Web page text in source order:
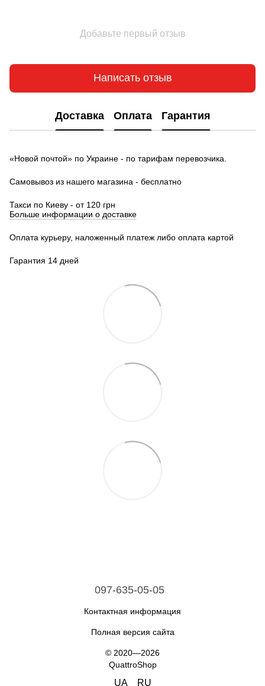
Добавьте первый отзыв
Написать отзыв
Доставка Оплата Гарантия
«Новой почтой» по Украине - по тарифам перевозчика.
Самовывоз из нашего магазина - бесплатно
Такси по Киеву - от 120 грн
Больше информации о доставке
Оплата курьеру, наложенный платеж либо оплата картой
Гарантия 14 дней
097-635-05-05
Контактная информация
Полная версия сайта
© 2020—2026
QuattroShop
UA RU